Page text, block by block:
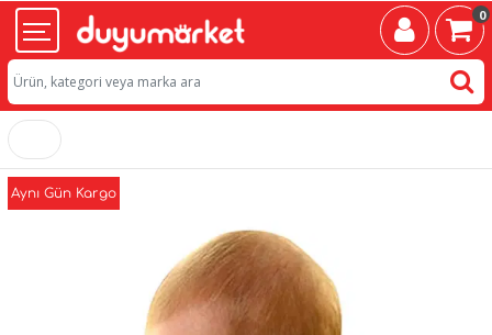
0
Aynı Gün Kargo